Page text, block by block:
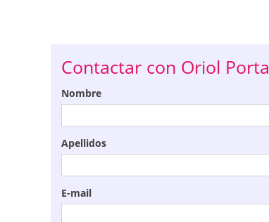
Contactar con Oriol Porta
Nombre
Apellidos
E-mail